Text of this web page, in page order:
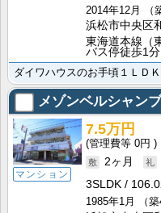
2014年12月
（
浜松市中央区
東海道本線（
バス停徒歩1分
メゾンベルシャン
マンション
7.5万円
0円
2ヶ月
3SLDK
1985年1月
（